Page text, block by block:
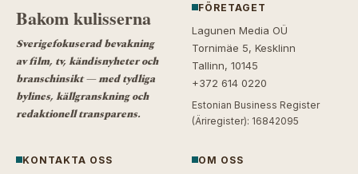
Bakom kulisserna
Sverigefokuserad bevakning
av film, tv, kändisnyheter och
branschinsikt — med tydliga
bylines, källgranskning och
redaktionell transparens.
FÖRETAGET
Lagunen Media OÜ
Tornimäe 5, Kesklinn
Tallinn, 10145
+372 614 0220
Estonian Business Register
(Äriregister): 16842095
KONTAKTA OSS OM OSS